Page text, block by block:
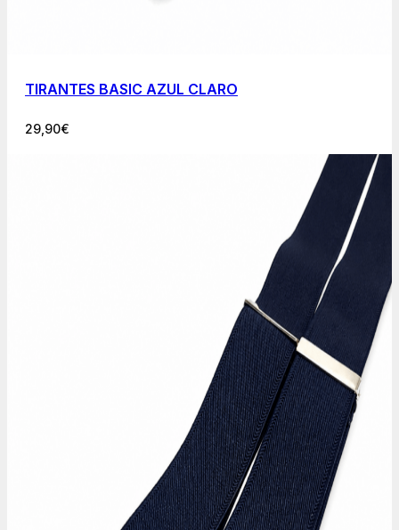
TIRANTES BASIC AZUL CLARO
29,90€